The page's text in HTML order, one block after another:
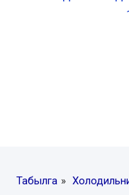
Табылга »